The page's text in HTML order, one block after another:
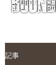
記事